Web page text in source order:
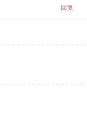
回复